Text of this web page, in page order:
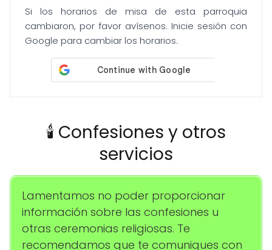
Si los horarios de misa de esta parroquia
cambiaron, por favor avísenos. Inicie sesión con
Google para cambiar los horarios.
🕯️ Confesiones y otros
servicios
Lamentamos no poder proporcionar
información sobre las confesiones u
otras ceremonias religiosas. Te
recomendamos que te comuniques con